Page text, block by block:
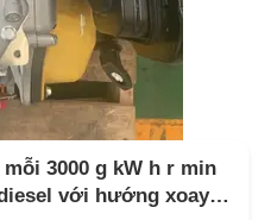
3000 g kW h r min
với hướng xoay